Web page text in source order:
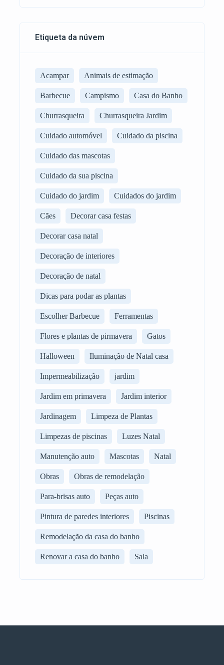
Etiqueta da núvem
Acampar Animais de estimação
Barbecue Campismo Casa do Banho
Churrasqueira Churrasqueira Jardim
Cuidado automóvel Cuidado da piscina
Cuidado das mascotas
Cuidado da sua piscina
Cuidado do jardim Cuidados do jardim
Cães Decorar casa festas
Decorar casa natal
Decoração de interiores
Decoração de natal
Dicas para podar as plantas
Escolher Barbecue Ferramentas
Flores e plantas de pirmavera Gatos
Halloween Iluminação de Natal casa
Impermeabilização jardim
Jardim em primavera Jardim interior
Jardinagem Limpeza de Plantas
Limpezas de piscinas Luzes Natal
Manutenção auto Mascotas Natal
Obras Obras de remodelação
Para-brisas auto Peças auto
Pintura de paredes interiores Piscinas
Remodelação da casa do banho
Renovar a casa do banho Sala